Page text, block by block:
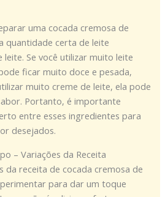
uma cocada cremosa de
quantidade certa de leite
leite. Se você utilizar muito leite
ficar muito doce e pesada,
muito creme de leite, ela pode
Portanto, é importante
entre esses ingredientes para
desejados.
– Variações da Receita
da receita de cocada cremosa de
para dar um toque